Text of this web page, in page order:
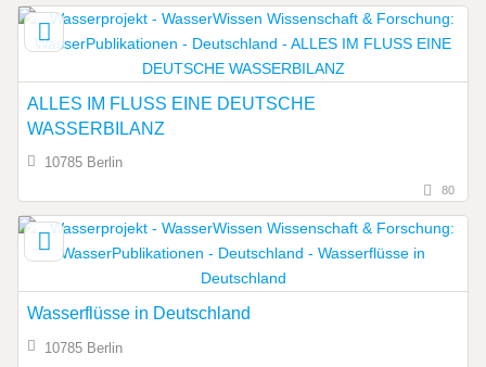
ALLES IM FLUSS EINE DEUTSCHE
WASSERBILANZ
10785 Berlin
80
Wasserflüsse in Deutschland
10785 Berlin